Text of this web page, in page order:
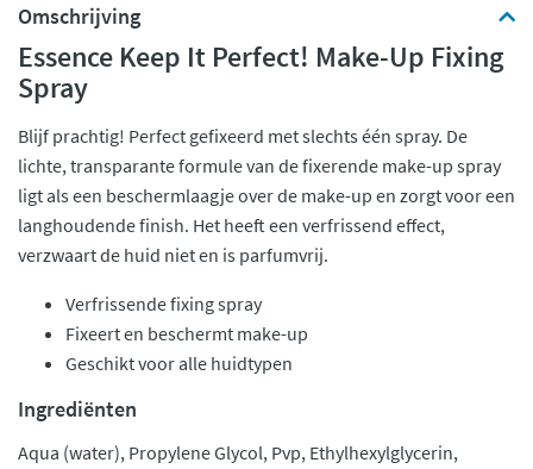
Omschrijving
Essence Keep It Perfect! Make-Up Fixing
Spray
Blijf prachtig! Perfect gefixeerd met slechts één spray. De
lichte, transparante formule van de fixerende make-up spray
ligt als een beschermlaagje over de make-up en zorgt voor een
langhoudende finish. Het heeft een verfrissend effect,
verzwaart de huid niet en is parfumvrij.
Verfrissende fixing spray
Fixeert en beschermt make-up
Geschikt voor alle huidtypen
Ingrediënten
Aqua (water), Propylene Glycol, Pvp, Ethylhexylglycerin,